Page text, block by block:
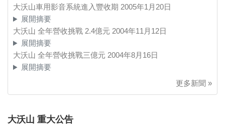
大沃山車用影音系統進入豐收期 2005年1月20日
展開摘要
大沃山 全年營收挑戰 2.4億元 2004年11月12日
展開摘要
大沃山 全年營收挑戰三億元 2004年8月16日
展開摘要
更多新聞 »
大沃山 重大公告